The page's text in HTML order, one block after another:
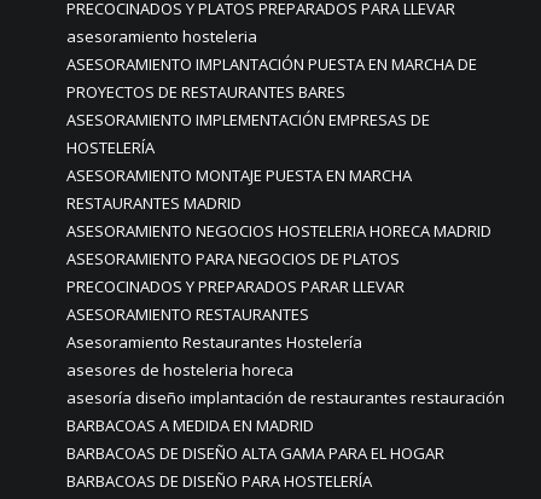
PRECOCINADOS Y PLATOS PREPARADOS PARA LLEVAR
asesoramiento hosteleria
ASESORAMIENTO IMPLANTACIÓN PUESTA EN MARCHA DE
PROYECTOS DE RESTAURANTES BARES
ASESORAMIENTO IMPLEMENTACIÓN EMPRESAS DE
HOSTELERÍA
ASESORAMIENTO MONTAJE PUESTA EN MARCHA
RESTAURANTES MADRID
ASESORAMIENTO NEGOCIOS HOSTELERIA HORECA MADRID
ASESORAMIENTO PARA NEGOCIOS DE PLATOS
PRECOCINADOS Y PREPARADOS PARAR LLEVAR
ASESORAMIENTO RESTAURANTES
Asesoramiento Restaurantes Hostelería
asesores de hosteleria horeca
asesoría diseño implantación de restaurantes restauración
BARBACOAS A MEDIDA EN MADRID
BARBACOAS DE DISEÑO ALTA GAMA PARA EL HOGAR
BARBACOAS DE DISEÑO PARA HOSTELERÍA